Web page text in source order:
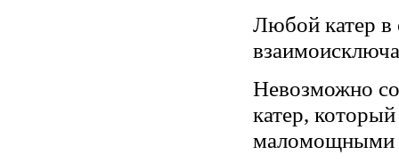
Любой катер в
Невозможно
катер,
маломощными